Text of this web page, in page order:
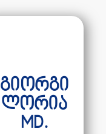
გიორგი
ლორია
MD.